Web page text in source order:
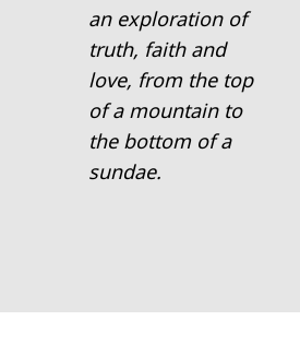
an exploration of
truth, faith and
love, from the top
of a mountain to
the bottom of a
sundae.